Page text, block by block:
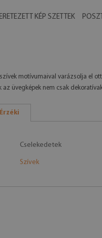
KÉP SZETTEK
motívumaival varázsolja el
üvegképek nem csak
Érzéki
Cselekedetek
Szívek